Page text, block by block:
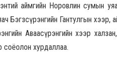
аймгийн Норовлин сумын
Бэгзсүрэнгийн Гантулгын хээр,
Аваасүрэнгийн хээр
соёолон хурдаллаа.